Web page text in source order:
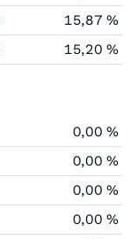
15,87 %
15,20 %
0,00 %
0,00 %
0,00 %
0,00 %